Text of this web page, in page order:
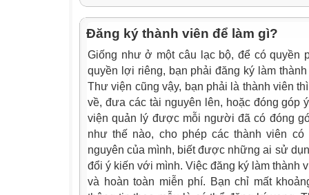
Đăng ký thành viên để làm gì?
Giống như ở một câu lạc bộ, để có quyền
quyền lợi riêng, bạn phải đăng ký làm
Thư viện cũng vậy, bạn phải là thành viên
về, đưa các tài nguyên lên, hoặc đóng góp
viện quản lý được mỗi người đã có đóng
như thế nào, cho phép các thành viên
nguyên của mình, biết được những ai sử
đổi ý kiến với mình. Việc đăng ký làm thành
và hoàn toàn miễn phí. Bạn chỉ mất